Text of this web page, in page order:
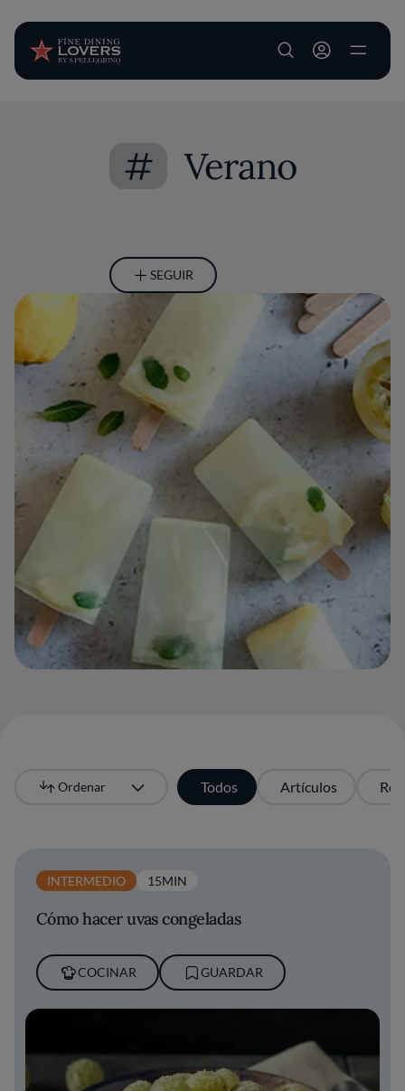
User account
# Verano
SEGUIR
Todos Artículos
Ordenar
Más recientes
INTERMEDIO 15MIN
Cómo hacer uvas congeladas
COCINAR GUARDAR